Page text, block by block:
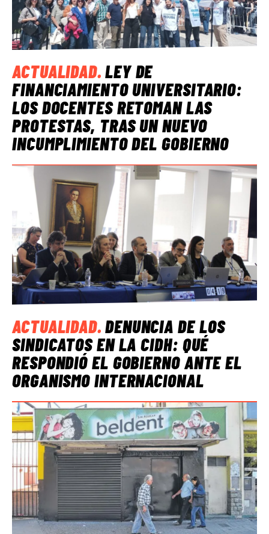
ACTUALIDAD.LEY DE
FINANCIAMIENTO UNIVERSITARIO:
LOS DOCENTES RETOMAN LAS
PROTESTAS, TRAS UN NUEVO
INCUMPLIMIENTO DEL GOBIERNO
ACTUALIDAD.DENUNCIA DE LOS
SINDICATOS EN LA CIDH: QUÉ
RESPONDIÓ EL GOBIERNO ANTE EL
ORGANISMO INTERNACIONAL